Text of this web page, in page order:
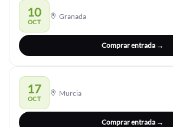
10
OCT
Granada
Comprar entrada →
17
OCT
Murcia
Comprar entrada →